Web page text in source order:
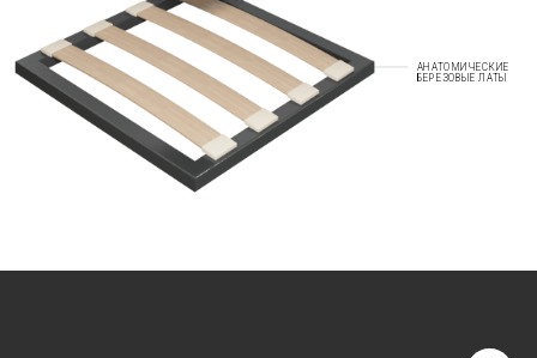
АНАТОМИЧЕСКИЕ
БЕРЕЗОВЫЕ ЛАТЫ